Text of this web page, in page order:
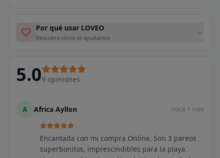
Por qué usar LOVEO
Descubre cómo te ayudamos
5.09 opiniones
A Africa Ayllon Hace 1 mes
Encantada con mi compra Online. Son 3 pareos
superbonitos, imprescindibles para la playa.